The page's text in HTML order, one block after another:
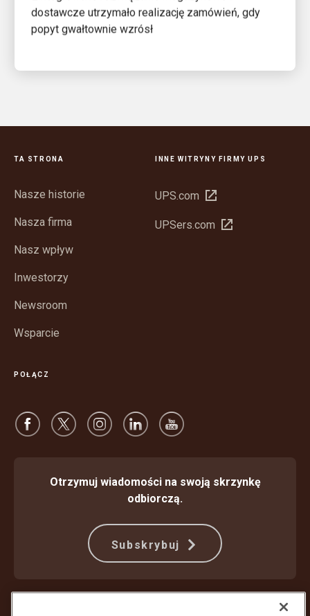
dostawcze utrzymało realizację zamówień, gdy
popyt gwałtownie wzrósł
TA STRONA
Nasze historie
Nasza firma
Nasz wpływ
Inwestorzy
Newsroom
Wsparcie
INNE WITRYNY FIRMY UPS
UPS.com Otwórz
nowym
UPSers.com Otwórz
POŁĄCZ
Otrzymuj wiadomości na swoją skrzynkę
odbiorczą.
Subskrybuj